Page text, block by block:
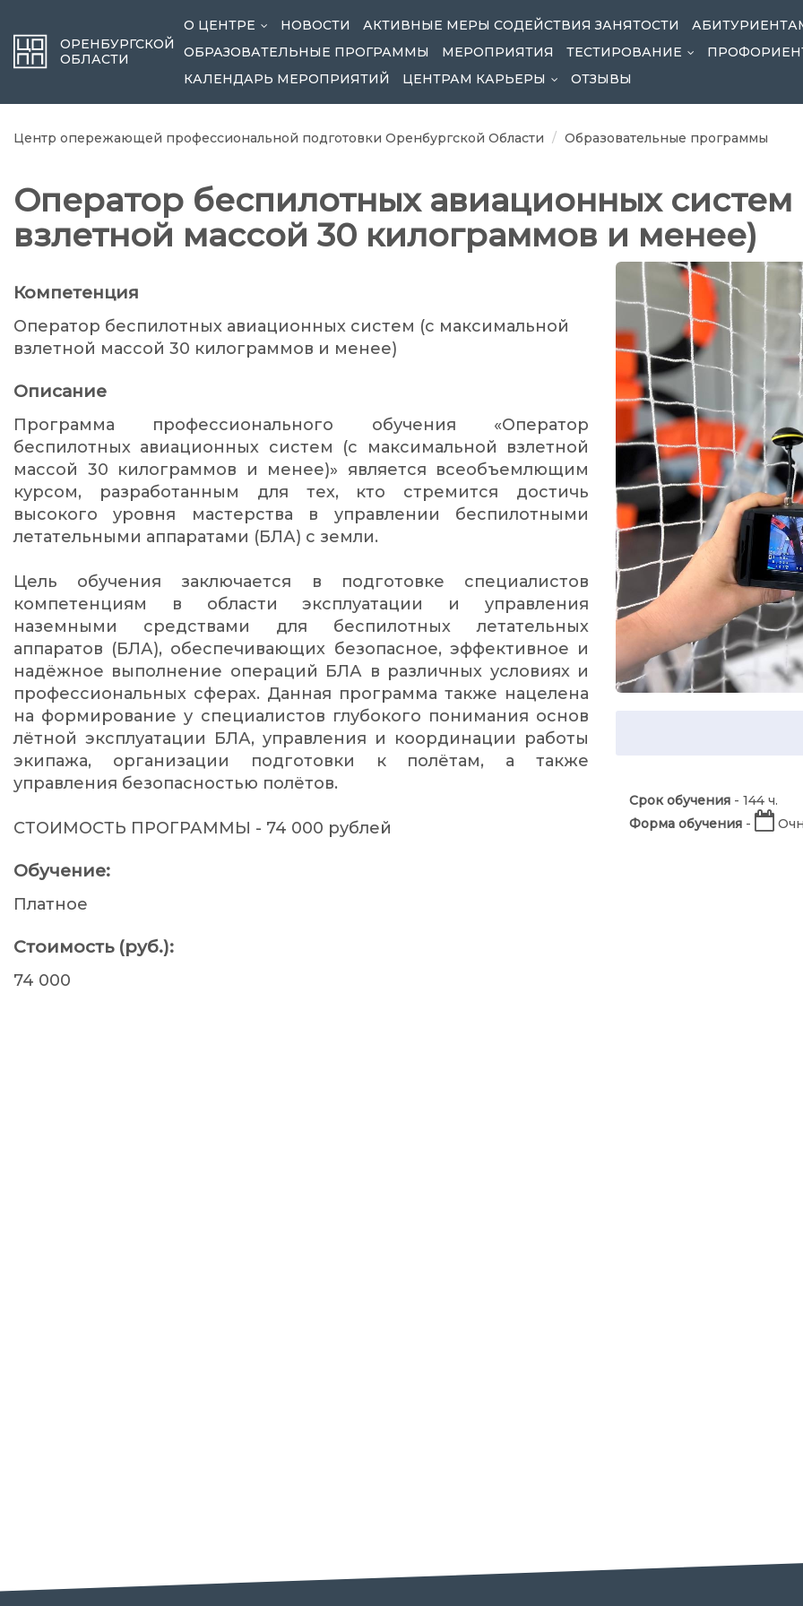
ОРЕНБУРГСКОЙ
ОБЛАСТИ
О ЦЕНТРЕ НОВОСТИ АКТИВНЫЕ МЕРЫ СОДЕЙСТВИЯ ЗАНЯТОСТИ
ОБРАЗОВАТЕЛЬНЫЕ ПРОГРАММЫ
МЕРОПРИЯТИЯ ТЕСТИРОВАНИЕ
КАЛЕНДАРЬ МЕРОПРИЯТИЙ
ЦЕНТРАМ КАРЬЕРЫ ОТЗЫВЫ
Центр опережающей профессиональной подготовки Оренбургской Области Образовательные программы
Оператор беспилотных авиационных
взлетной массой 30 килограммов и менее)
Компетенция
Оператор беспилотных авиационных систем (с максимальной
взлетной массой 30 килограммов и менее)
Описание
Программа профессионального обучения «Оператор
беспилотных авиационных систем (с максимальной взлетной
массой 30 килограммов и менее)» является всеобъемлющим
курсом, разработанным для тех, кто стремится достичь
высокого уровня мастерства в управлении беспилотными
летательными аппаратами (БЛА) с земли.
Цель обучения заключается в подготовке специалистов
компетенциям в области эксплуатации и управления
наземными средствами для беспилотных летательных
аппаратов (БЛА), обеспечивающих безопасное, эффективное и
надёжное выполнение операций БЛА в различных условиях и
профессиональных сферах. Данная программа также нацелена
на формирование у специалистов глубокого понимания основ
лётной эксплуатации БЛА, управления и координации работы
экипажа, организации подготовки к полётам, а также
управления безопасностью полётов.
СТОИМОСТЬ ПРОГРАММЫ - 74 000 рублей
Обучение:
Платное
Стоимость (руб.):
74 000
Срок обучения - 144 ч.
Форма обучения -